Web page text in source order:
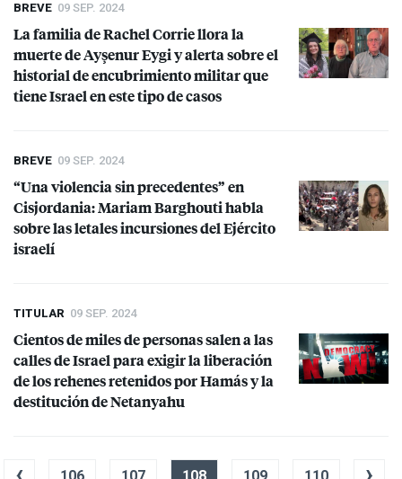
BREVE 09 SEP. 2024
La familia de Rachel Corrie llora la
muerte de Ayşenur Eygi y alerta sobre el
historial de encubrimiento militar que
tiene Israel en este tipo de casos
BREVE 09 SEP. 2024
“Una violencia sin precedentes” en
Cisjordania: Mariam Barghouti habla
sobre las letales incursiones del Ejército
israelí
TITULAR 09 SEP. 2024
Cientos de miles de personas salen a las
calles de Israel para exigir la liberación
de los rehenes retenidos por Hamás y la
destitución de Netanyahu